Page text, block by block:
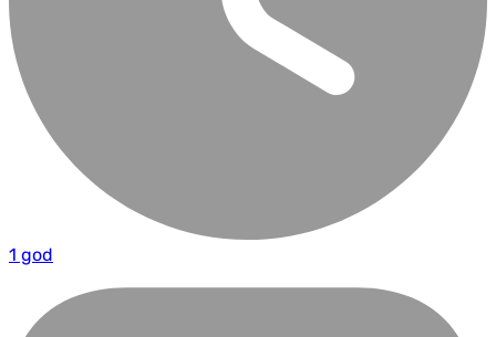
1 god